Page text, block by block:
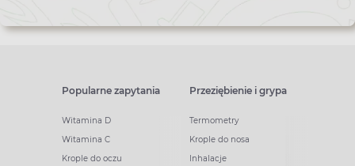
Popularne zapytania
Witamina D
Witamina C
Krople do oczu
Przeziębienie i grypa
Termometry
Krople do nosa
Inhalacje